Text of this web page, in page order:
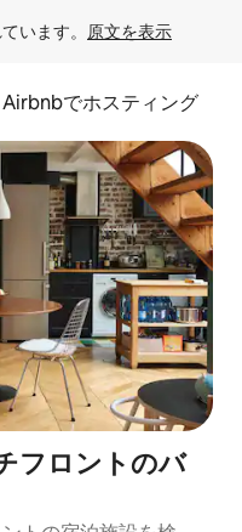
います。 原文を表示
Airbnbでホスティング
フロントのバ